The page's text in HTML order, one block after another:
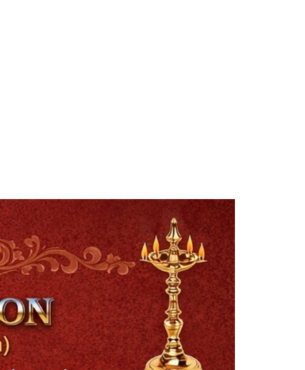
Sri Perla Satyanarayana
Founder Donor, USA